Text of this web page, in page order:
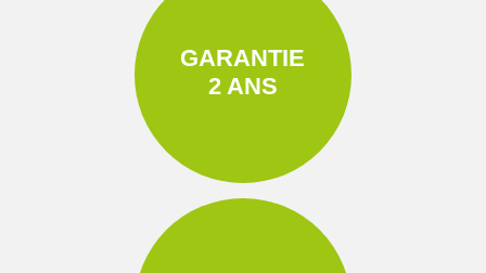
GARANTIE
2 ANS